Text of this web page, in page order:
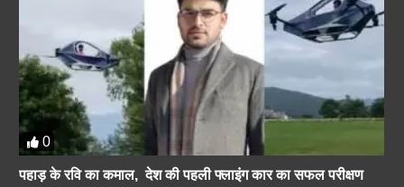
0
पहाड़ के रवि का कमाल, देश की पहली फ्लाइंग कार का सफल परीक्षण